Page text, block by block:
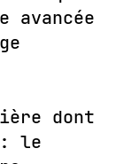
avancée
dont
: le